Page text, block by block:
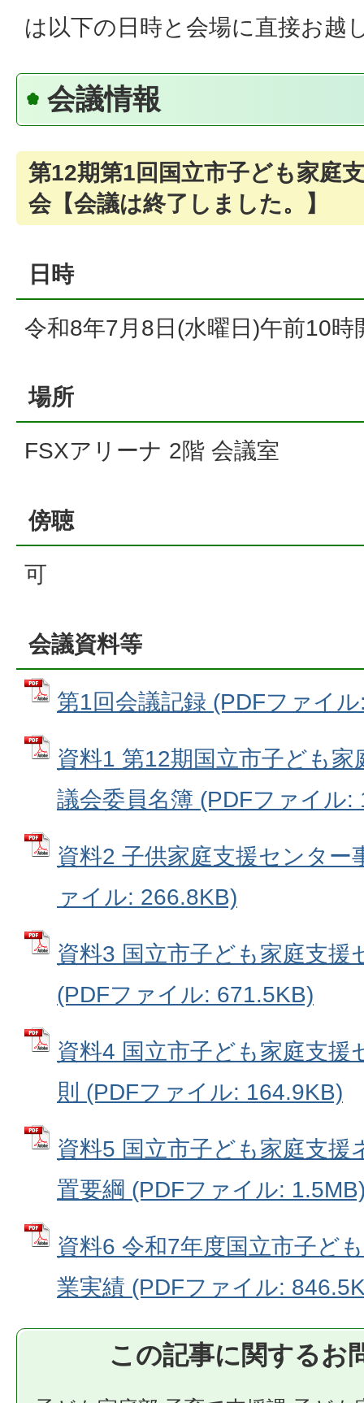
は以下の日時と会場に直接お越
会議情報
第12期第1回国立市子ども家庭
会【会議は終了しました。】
日時
令和8年7月8日(水曜日)午前10時
場所
FSXアリーナ 2階 会議室
傍聴
可
会議資料等
第1回会議記録 (PDFファイ
資料1 第12期国立市子ども
議会委員名簿 (PDFファイル:
資料2 子供家庭支援センター
ァイル: 266.8KB)
資料3 国立市子ども家庭支援
(PDFファイル: 671.5KB)
資料4 国立市子ども家庭支援
則 (PDFファイル: 164.9KB)
資料5 国立市子ども家庭支援
置要綱 (PDFファイル:
資料6 令和7年度国立市子ど
業実績 (PDFファイル:
この記事に関するお